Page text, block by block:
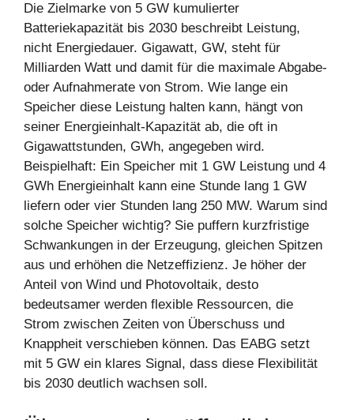
Die Zielmarke von 5 GW kumulierter
Batteriekapazität bis 2030 beschreibt Leistung,
nicht Energiedauer. Gigawatt, GW, steht für
Milliarden Watt und damit für die maximale Abgabe-
oder Aufnahmerate von Strom. Wie lange ein
Speicher diese Leistung halten kann, hängt von
seiner Energieinhalt-Kapazität ab, die oft in
Gigawattstunden, GWh, angegeben wird.
Beispielhaft: Ein Speicher mit 1 GW Leistung und 4
GWh Energieinhalt kann eine Stunde lang 1 GW
liefern oder vier Stunden lang 250 MW. Warum sind
solche Speicher wichtig? Sie puffern kurzfristige
Schwankungen in der Erzeugung, gleichen Spitzen
aus und erhöhen die Netzeffizienz. Je höher der
Anteil von Wind und Photovoltaik, desto
bedeutsamer werden flexible Ressourcen, die
Strom zwischen Zeiten von Überschuss und
Knappheit verschieben können. Das EABG setzt
mit 5 GW ein klares Signal, dass diese Flexibilität
bis 2030 deutlich wachsen soll.